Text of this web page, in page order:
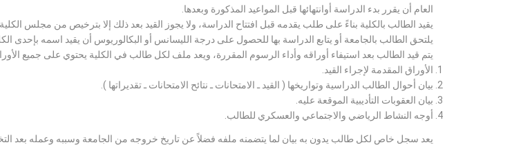
العام أن يقرر بدء الدراسة أوانتهائها قبل المواعيد المذكورة وبعدها.
يقيد الطالب بالكلية بناءً على طلب يقدمه قبل افتتاح الدراسة، ولا يجوز القيد بعد ذلك إلا بترخيص من مجلس
يلتحق الطالب بالجامعة أو يتابع الدراسة بها للحصول على درجة الليسانس أو البكالوريوس أن يقيد اسمه بإحدى
يتم قيد الطالب بعد استيفاء أوراقه وأداء الرسوم المقررة، ويعد ملف لكل طالب في الكلية يحتوي على جميع
الأوراق المقدمة لإجراء القيد.
بيان أحوال الطالب الدراسية وتواريخها ( القيد ـ الامتحانات ـ نتائح الامتحانات ـ تقديراتها ).
بيان العقوبات التأديبية الموقعة عليه.
أوجه النشاط الرياضي والاجتماعي والعسكري للطالب.
يعد سجل خاص لكل طالب يدون به بيان لما يتضمنه ملفه فضلاً عن تاريخ خروجه من الجامعة وسببه وعمله بعد